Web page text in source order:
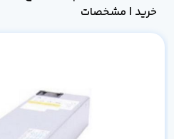
خرید | مشخصات